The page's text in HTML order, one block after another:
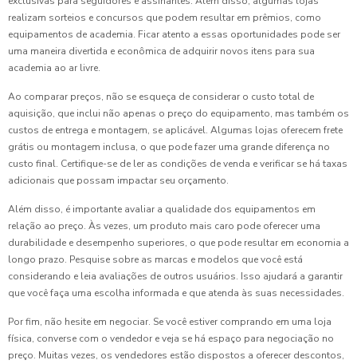
realizam sorteios e concursos que podem resultar em prêmios, como
equipamentos de academia. Ficar atento a essas oportunidades pode ser
uma maneira divertida e econômica de adquirir novos itens para sua
academia ao ar livre.
Ao comparar preços, não se esqueça de considerar o custo total de
aquisição, que inclui não apenas o preço do equipamento, mas também os
custos de entrega e montagem, se aplicável. Algumas lojas oferecem frete
grátis ou montagem inclusa, o que pode fazer uma grande diferença no
custo final. Certifique-se de ler as condições de venda e verificar se há taxas
adicionais que possam impactar seu orçamento.
Além disso, é importante avaliar a qualidade dos equipamentos em
relação ao preço. Às vezes, um produto mais caro pode oferecer uma
durabilidade e desempenho superiores, o que pode resultar em economia a
longo prazo. Pesquise sobre as marcas e modelos que você está
considerando e leia avaliações de outros usuários. Isso ajudará a garantir
que você faça uma escolha informada e que atenda às suas necessidades.
Por fim, não hesite em negociar. Se você estiver comprando em uma loja
física, converse com o vendedor e veja se há espaço para negociação no
preço. Muitas vezes, os vendedores estão dispostos a oferecer descontos,